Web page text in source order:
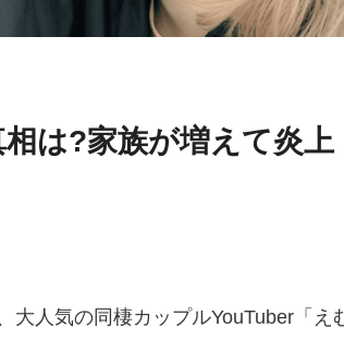
は?家族が増えて炎上
大人気の同棲カップルYouTuber「え